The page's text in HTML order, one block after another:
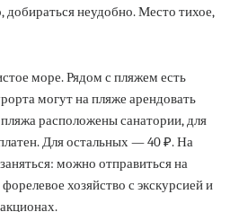
добираться неудобно. Место тихое,
море. Рядом с пляжем есть
могут на пляже арендовать
расположены санатории, для
Для остальных — 40 ₽. На
можно отправиться на
хозяйство с экскурсией и